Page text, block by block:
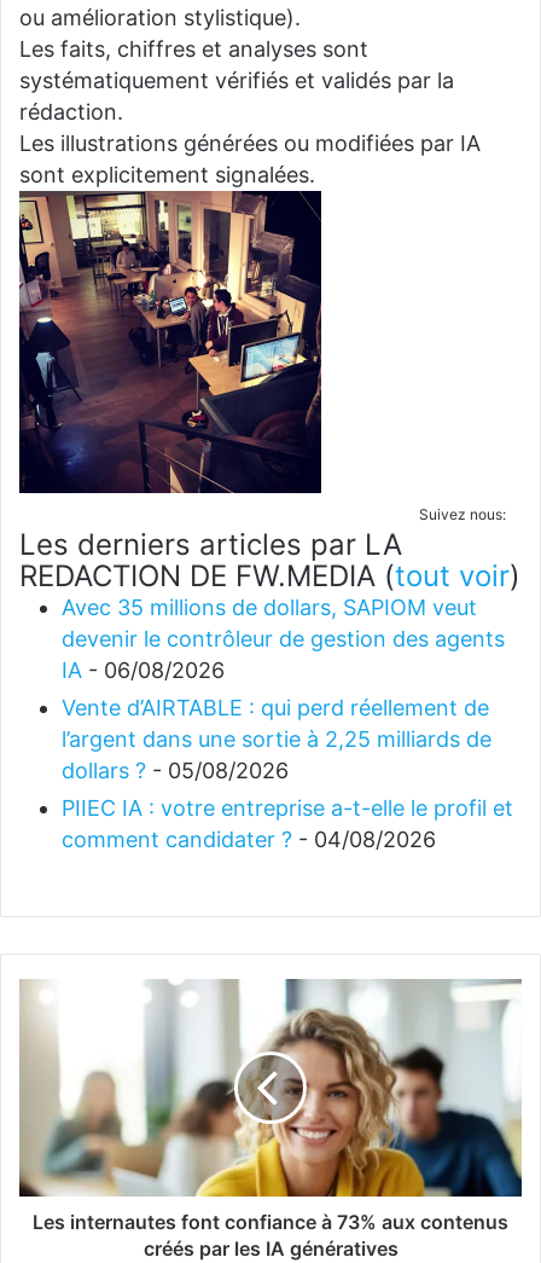
ou amélioration stylistique).
Les faits, chiffres et analyses sont
systématiquement vérifiés et validés par la
rédaction.
Les illustrations générées ou modifiées par IA
sont explicitement signalées.
Suivez nous:
Les derniers articles par LA
REDACTION DE FW.MEDIA (tout voir)
Avec 35 millions de dollars, SAPIOM veut
devenir le contrôleur de gestion des agents
IA - 06/08/2026
Vente d’AIRTABLE : qui perd réellement de
l’argent dans une sortie à 2,25 milliards de
dollars ? - 05/08/2026
PIIEC IA : votre entreprise a-t-elle le profil et
comment candidater ? - 04/08/2026
Les internautes font confiance à 73% aux contenus
créés par les IA génératives